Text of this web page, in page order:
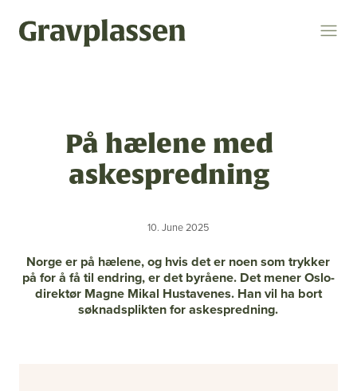
statsforvalteren kremasjon
religion og livssyn
bokomtale gravplassforeningen
På hælene med
askespredning
10. June 2025
Norge er på hælene, og hvis det er noen som trykker
på for å få til endring, er det byråene. Det mener Oslo-
direktør Magne Mikal Hustavenes. Han vil ha bort
søknadsplikten for askespredning.